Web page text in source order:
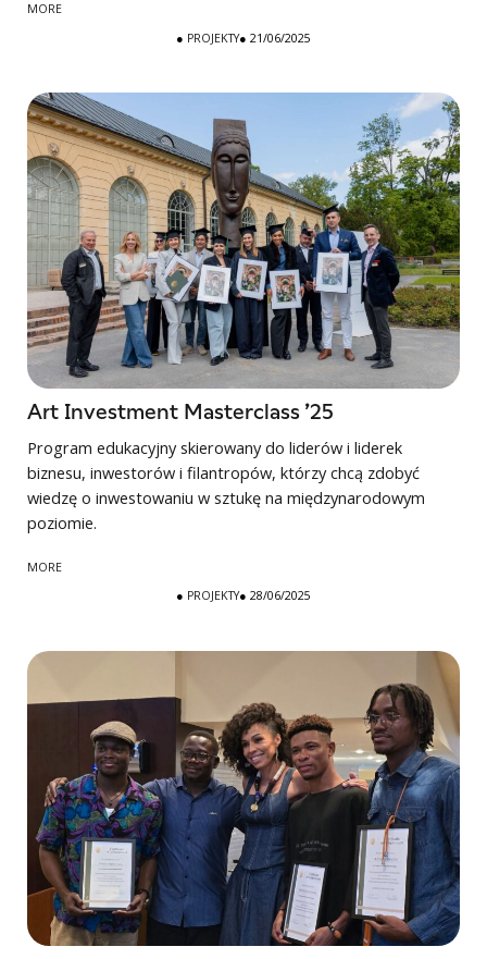
MORE
● PROJEKTY● 21/06/2025
Art Investment Masterclass ’25
Program edukacyjny skierowany do liderów i liderek
biznesu, inwestorów i filantropów, którzy chcą zdobyć
wiedzę o inwestowaniu w sztukę na międzynarodowym
poziomie.
MORE
● PROJEKTY● 28/06/2025